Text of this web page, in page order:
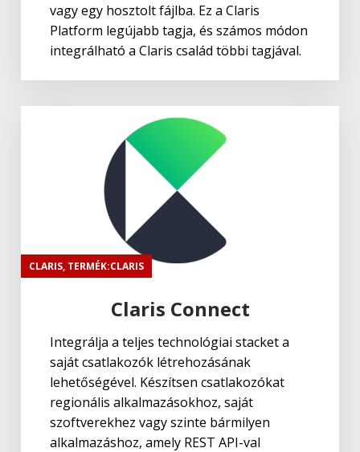
vagy egy hosztolt fájlba. Ez a Claris
Platform legújabb tagja, és számos módon
integrálható a Claris család többi tagjával.
CLARIS, TERMÉK:CLARIS
Claris Connect
Integrálja a teljes technológiai stacket a
saját csatlakozók létrehozásának
lehetőségével. Készítsen csatlakozókat
regionális alkalmazásokhoz, saját
szoftverekhez vagy szinte bármilyen
alkalmazáshoz, amely REST API-val